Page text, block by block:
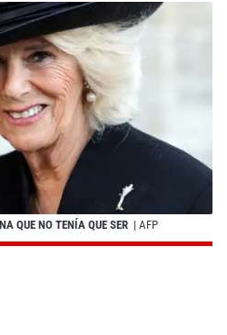
QUE NO TENÍA QUE SER | AFP